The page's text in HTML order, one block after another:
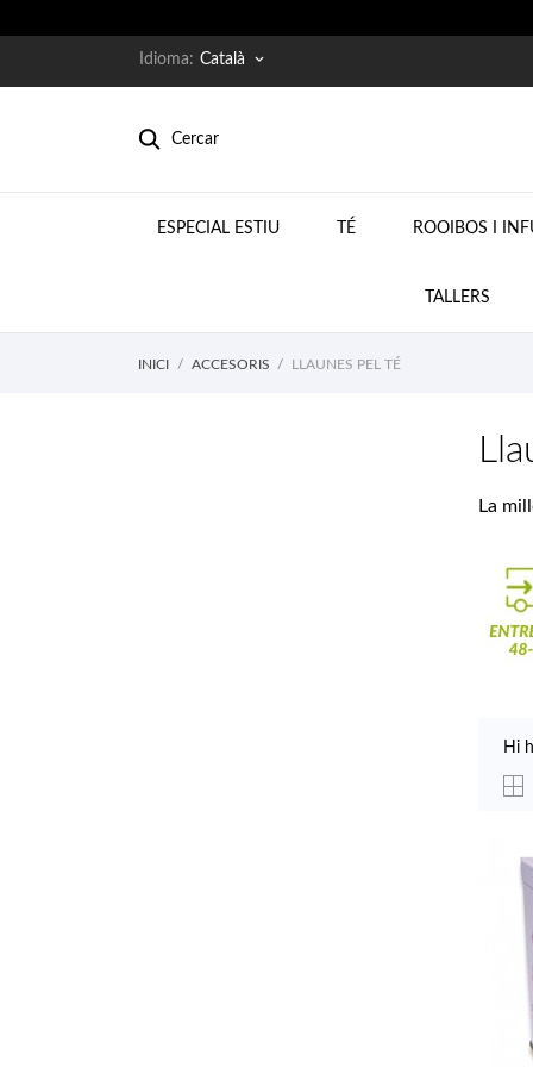
Idioma: Català keyboard_arrow_down
Cercar
ESPECIAL ESTIU TÉ ROOIBOS I
TALLERS
INICI ACCESORIS LLAUNES PEL TÉ
La
Hi